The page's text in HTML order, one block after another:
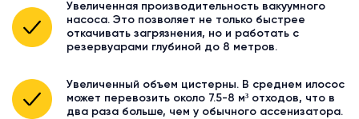
Увеличенная производительность вакуумного
насоса. Это позволяет не только быстрее
откачивать загрязнения, но и работать с
резервуарами глубиной до 8 метров.
Увеличенный объем цистерны. В среднем илосос
может перевозить около 7.5-8 м³ отходов, что в
два раза больше, чем у обычного ассенизатора.